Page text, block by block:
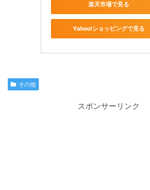
楽天市場で見る
Yahoo!ショッピングで見る
その他
スポンサーリンク